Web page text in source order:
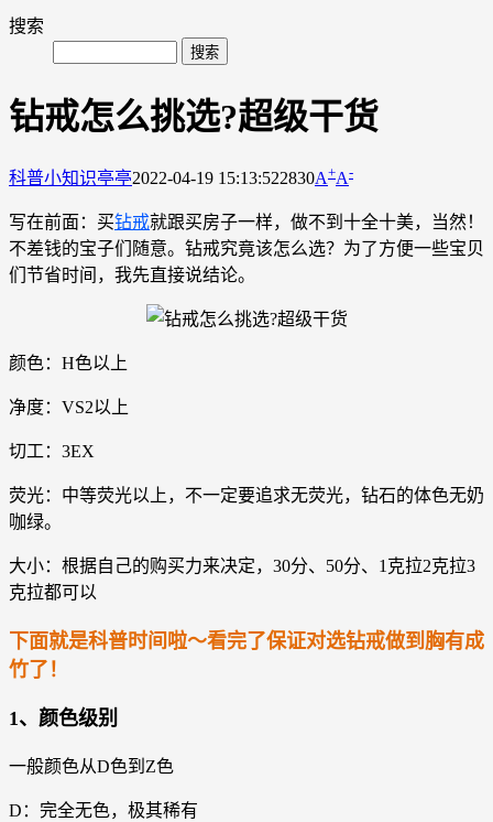
搜索
钻戒怎么挑选?超级干货
科普小知识亭亭2022-04-19 15:13:522830A+A-
写在前面：买钻戒就跟买房子一样，做不到十全十美，当然！
不差钱的宝子们随意。钻戒究竟该怎么选？为了方便一些宝贝
们节省时间，我先直接说结论。
颜色：H色以上
净度：VS2以上
切工：3EX
荧光：中等荧光以上，不一定要追求无荧光，钻石的体色无奶
咖绿。
大小：根据自己的购买力来决定，30分、50分、1克拉2克拉3
克拉都可以
下面就是科普时间啦～看完了保证对选钻戒做到胸有成
竹了！
1、颜色级别
一般颜色从D色到Z色
D：完全无色，极其稀有